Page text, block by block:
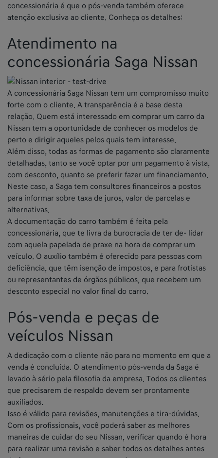
concessionária é que o pós-venda também oferece
atenção exclusiva ao cliente. Conheça os detalhes:
Atendimento na
concessionária Saga Nissan
A concessionária Saga Nissan tem um compromisso muito
forte com o cliente. A transparência é a base desta
relação. Quem está interessado em comprar um carro da
Nissan tem a oportunidade de conhecer os modelos de
perto e dirigir aqueles pelos quais tem interesse.
Além disso, todas as formas de pagamento são claramente
detalhadas, tanto se você optar por um pagamento à vista,
com desconto, quanto se preferir fazer um financiamento.
Neste caso, a Saga tem consultores financeiros a postos
para informar sobre taxa de juros, valor de parcelas e
alternativas.
A documentação do carro também é feita pela
concessionária, que te livra da burocracia de ter de- lidar
com aquela papelada de praxe na hora de comprar um
veículo. O auxílio também é oferecido para pessoas com
deficiência, que têm isenção de impostos, e para frotistas
ou representantes de órgãos públicos, que recebem um
desconto especial no valor final do carro.
Pós-venda e peças de
veículos Nissan
A dedicação com o cliente não para no momento em que a
venda é concluída. O atendimento pós-venda da Saga é
levado à sério pela filosofia da empresa. Todos os clientes
que precisarem de respaldo devem ser prontamente
auxiliados.
Isso é válido para revisões, manutenções e tira-dúvidas.
Com os profissionais, você poderá saber as melhores
maneiras de cuidar do seu Nissan, verificar quando é hora
para realizar uma revisão e saber todos os detalhes antes